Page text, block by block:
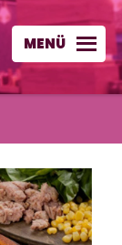
MENÜ